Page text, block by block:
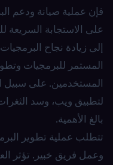
فإن عملية صيانة ودعم
على الاستجابة السريعة
إلى زيادة نجاح
المستمر للبرمجيات
المستخدمين. على سبيل
لتطبيق ويب، وسد
بالغ الأهمية.
تتطلب عملية تطوير
وعمل فريق خبير. تؤثر